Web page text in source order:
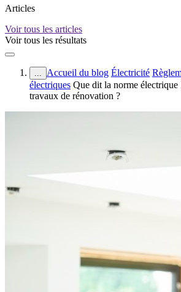
Articles
Voir tous les articles
Voir tous les résultats
... Accueil du blog Électricité
électriques Que dit la norme
travaux de rénovation ?